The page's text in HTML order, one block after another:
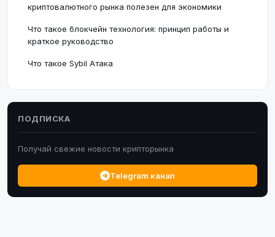
криптовалютного рынка полезен для экономики
Что такое блокчейн технология: принцип работы и
краткое руководство
Что такое Sybil Атака
ПОДПИСКА
Получай свежие новости крипторынка
Telegram канал